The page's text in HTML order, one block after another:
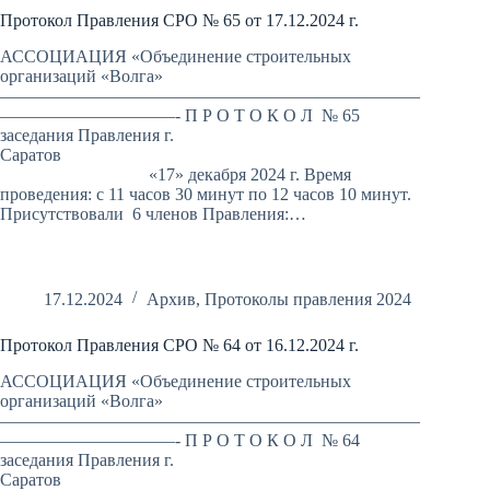
Протокол Правления СРО № 65 от 17.12.2024 г.
АССОЦИАЦИЯ «Объединение строительных
организаций «Волга»
————————————————————————
——————————- П Р О Т О К О Л № 65
заседания Правления г.
Саратов
«17» декабря 2024 г. Время
проведения: с 11 часов 30 минут по 12 часов 10 минут.
Присутствовали 6 членов Правления:…
17.12.2024 Архив, Протоколы правления 2024
Протокол Правления СРО № 64 от 16.12.2024 г.
АССОЦИАЦИЯ «Объединение строительных
организаций «Волга»
————————————————————————
——————————- П Р О Т О К О Л № 64
заседания Правления г.
Саратов